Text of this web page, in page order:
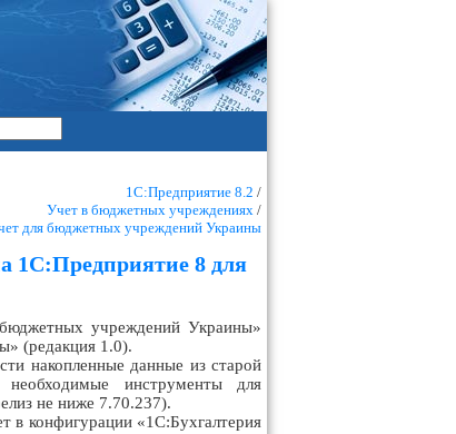
1С:Предприятие 8.2 /
Учет в бюджетных учреждениях /
для бюджетных учреждений Украины
1С:Предприятие 8 для
бюджетных учреждений Украины»
(редакция 1.0).
накопленные данные из старой
инструменты для
не ниже 7.70.237).
в конфигурации «1С:Бухгалтерия